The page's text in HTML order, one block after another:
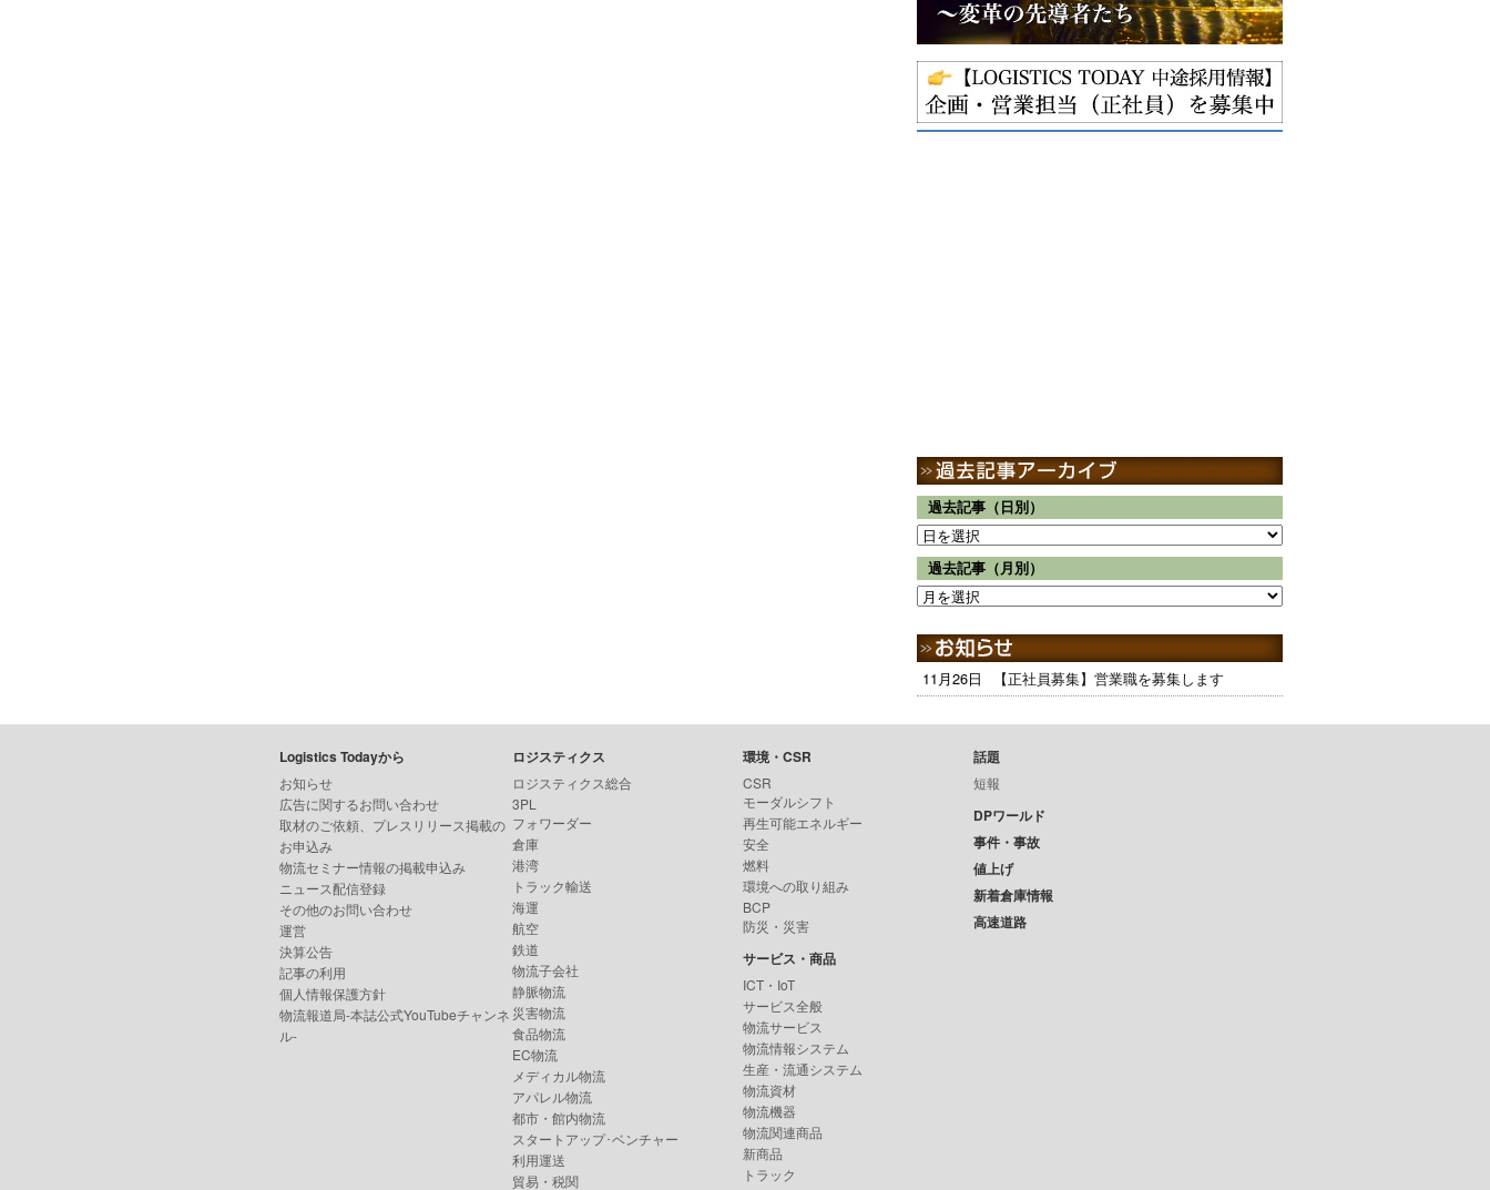
過去記事（日別）
過去記事（月別）
11月26日 【正社員募集】営業職を募集します
Logistics Todayから
お知らせ
広告に関するお問い合わせ
取材のご依頼、プレスリリース掲載の
お申込み
物流セミナー情報の掲載申込み
ニュース配信登録
その他のお問い合わせ
運営
決算公告
記事の利用
個人情報保護方針
物流報道局-本誌公式YouTubeチャンネ
ル-
ロジスティクス
ロジスティクス総合
3PL
フォワーダー
倉庫
港湾
トラック輸送
海運
航空
鉄道
物流子会社
静脈物流
災害物流
食品物流
EC物流
メディカル物流
アパレル物流
都市・館内物流
スタートアップ･ベンチャー
利用運送
貿易・税関
環境・CSR
CSR
モーダルシフト
再生可能エネルギー
安全
燃料
環境への取り組み
BCP
防災・災害
サービス・商品
ICT・IoT
サービス全般
物流サービス
物流情報システム
生産・流通システム
物流資材
物流機器
物流関連商品
新商品
トラック
話題
短報
DPワールド
事件・事故
値上げ
新着倉庫情報
高速道路